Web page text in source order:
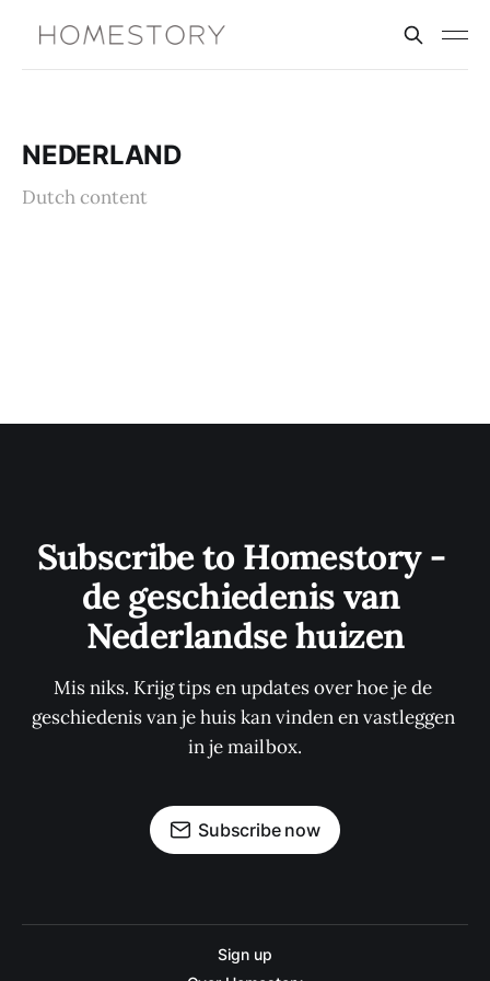
NEDERLAND
Dutch content
Subscribe to Homestory -
de geschiedenis van
Nederlandse huizen
Mis niks. Krijg tips en updates over hoe je de
geschiedenis van je huis kan vinden en vastleggen
in je mailbox.
Subscribe now
Sign up